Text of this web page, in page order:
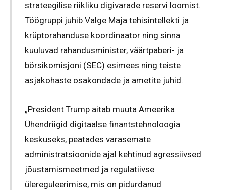
strateegilise riikliku digivarade reservi loomist.
Töögruppi juhib Valge Maja tehisintellekti ja
krüptorahanduse koordinaator ning sinna
kuuluvad rahandusminister, väärtpaberi- ja
börsikomisjoni (SEC) esimees ning teiste
asjakohaste osakondade ja ametite juhid.
„President Trump aitab muuta Ameerika
Ühendriigid digitaalse finantstehnoloogia
keskuseks, peatades varasemate
administratsioonide ajal kehtinud agressiivsed
jõustamismeetmed ja regulatiivse
ülereguleerimise, mis on pidurdanud